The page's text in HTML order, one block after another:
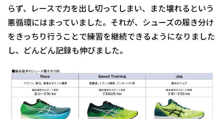
らず、レースで力を出し切ってしまい、また壊れるという
悪循環にはまっていました。それが、シューズの履き分け
をきっちり行うことで練習を継続できるようになりました
し、どんどん記録も伸びました。